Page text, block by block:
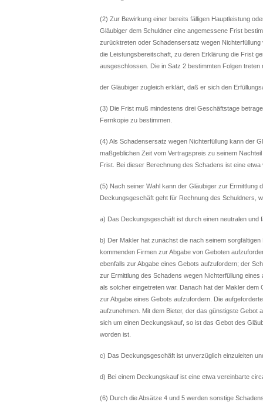
(2) Zur Bewirkung einer bereits fälligen Hauptleistung
Gläubiger dem Schuldner eine angemessene Frist
zurücktreten oder Schadensersatz wegen
die Leistungsbereitschaft, zu deren Erklärung die Frist
ausgeschlossen. Die in Satz 2 bestimmten Folgen treten
der Gläubiger zugleich erklärt, daß er sich den
(3) Die Frist muß mindestens drei Geschäftstage
Fernkopie zu bestimmen.
(4) Als Schadensersatz wegen Nichterfüllung kann der
maßgeblichen Zeit vom Vertragspreis zu seinem
Frist. Bei dieser Berechnung des Schadens ist eine
(5) Nach seiner Wahl kann der Gläubiger zur
Deckungsgeschäft geht für Rechnung des Schuldners,
a) Das Deckungsgeschäft ist durch einen neutralen und
b) Der Makler hat zunächst die nach seinem
kommenden Firmen zur Abgabe von Geboten
ebenfalls zur Abgabe eines Gebots aufzufordern; der
zur Ermittlung des Schadens wegen Nichterfüllung
als solcher eingetreten war. Danach hat der Makler
zur Abgabe eines Gebots aufzufordern. Die
aufzunehmen. Mit dem Bieter, der das günstigste
sich um einen Deckungskauf, so ist das Gebot des
worden ist.
c) Das Deckungsgeschäft ist unverzüglich einzuleiten
d) Bei einem Deckungskauf ist eine etwa vereinbarte
(6) Durch die Absätze 4 und 5 werden sonstige